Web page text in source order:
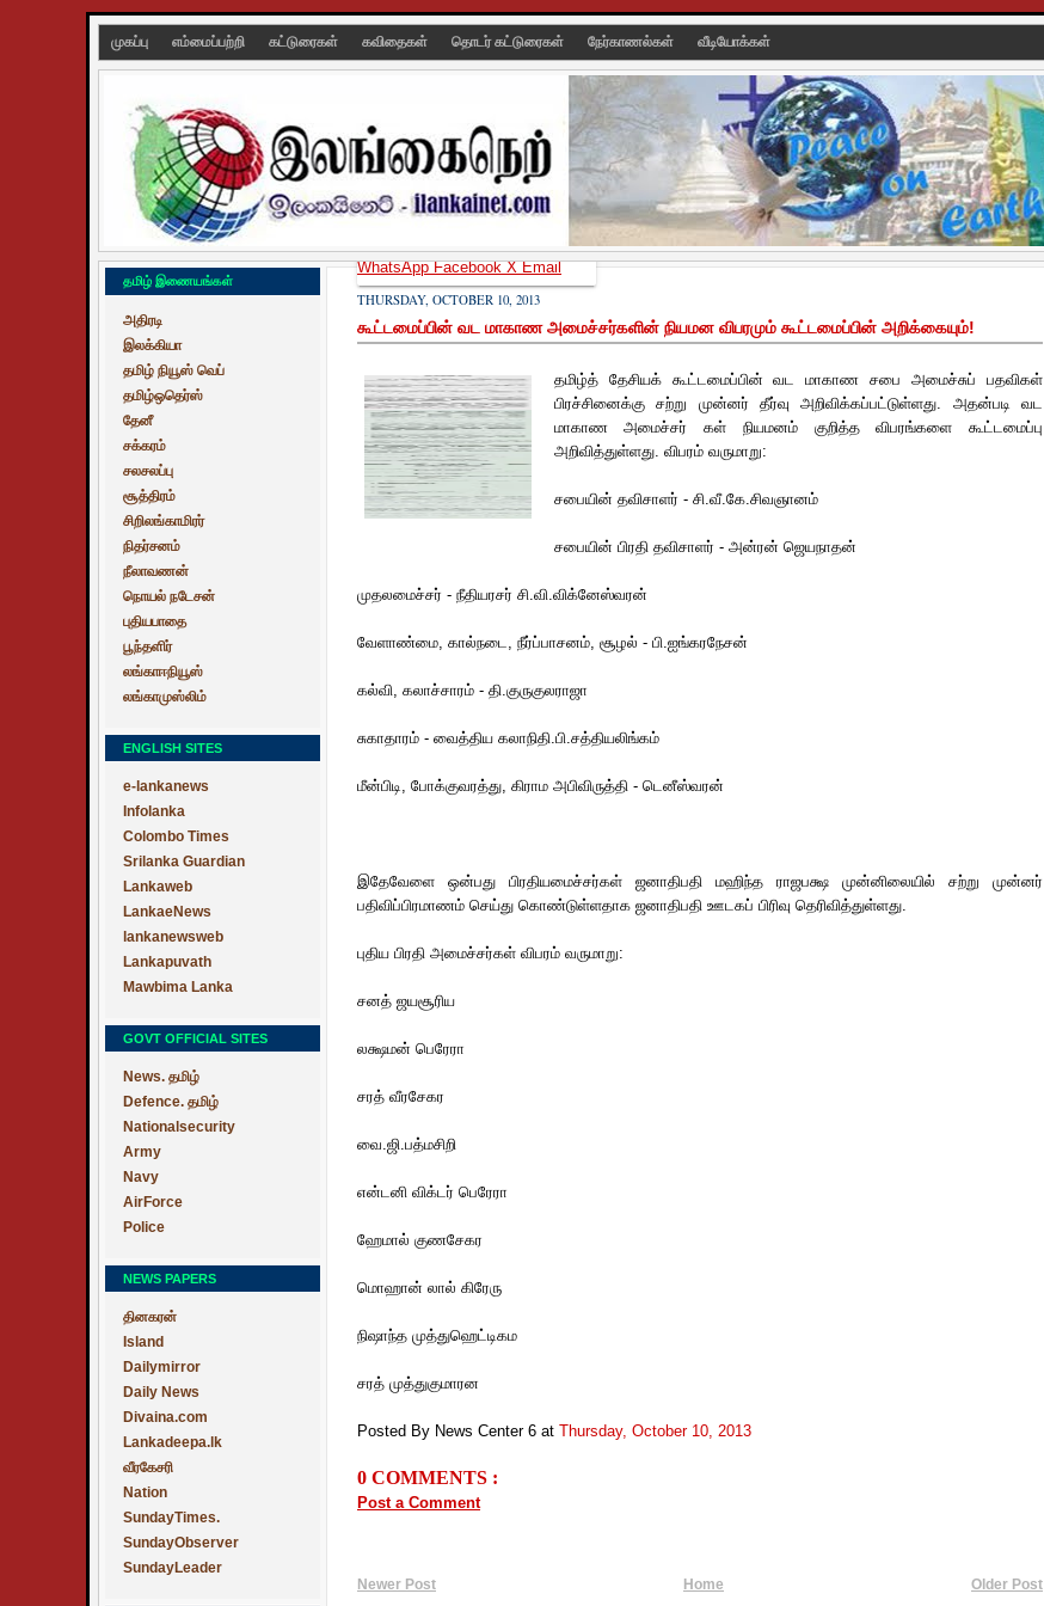
முகப்பு எம்மைப்பற்றி கட்டுரைகள் கவிதைகள் தொடர் கட்டுரைகள் நேர்காணல்கள் வீடியோக்கள்
தமிழ் இணையங்கள்
அதிரடி
இலக்கியா
தமிழ் நியூஸ் வெப்
தமிழ்ஒதெர்ஸ்
தேனீ
சக்கரம்
சலசலப்பு
சூத்திரம்
சிறிலங்காமிரர்
நிதர்சனம்
நீலாவணன்
நொயல் நடேசன்
புதியபாதை
பூந்தளிர்
லங்காஈநியூஸ்
லங்காமுஸ்லிம்
ENGLISH SITES
e-lankanews
Infolanka
Colombo Times
Srilanka Guardian
Lankaweb
LankaeNews
lankanewsweb
Lankapuvath
Mawbima Lanka
GOVT OFFICIAL SITES
News. தமிழ்
Defence. தமிழ்
Nationalsecurity
Army
Navy
AirForce
Police
NEWS PAPERS
தினகரன்
Island
Dailymirror
Daily News
Divaina.com
Lankadeepa.lk
வீரகேசரி
Nation
SundayTimes.
SundayObserver
SundayLeader
THURSDAY, OCTOBER 10, 2013
கூட்டமைப்பின் வட மாகாண அமைச்சர்களின் நியமன விபரமும் கூட்டமைப்பின் அறிக்கையும்!
தமிழ்த் தேசியக் கூட்டமைப்பின் வட மாகாண சபை அமைச்சுப் பதவிகள்
பிரச்சினைக்கு சற்று முன்னர் தீர்வு அறிவிக்கப்பட்டுள்ளது. அதன்படி வட
மாகாண அமைச்சர் கள் நியமனம் குறித்த விபரங்களை கூட்டமைப்பு
அறிவித்துள்ளது. விபரம் வருமாறு:
சபையின் தவிசாளர் - சி.வீ.கே.சிவஞானம்
சபையின் பிரதி தவிசாளர் - அன்ரன் ஜெயநாதன்
முதலமைச்சர் - நீதியரசர் சி.வி.விக்னேஸ்வரன்
வேளாண்மை, கால்நடை, நீர்ப்பாசனம், சூழல் - பி.ஐங்கரநேசன்
கல்வி, கலாச்சாரம் - தி.குருகுலராஜா
சுகாதாரம் - வைத்திய கலாநிதி.பி.சத்தியலிங்கம்
மீன்பிடி, போக்குவரத்து, கிராம அபிவிருத்தி - டெனீஸ்வரன்
இதேவேளை ஒன்பது பிரதியமைச்சர்கள் ஜனாதிபதி மஹிந்த ராஜபக்ஷ முன்னிலையில் சற்று முன்னர்
பதிவிப்பிரமாணம் செய்து கொண்டுள்ளதாக ஜனாதிபதி ஊடகப் பிரிவு தெரிவித்துள்ளது.
புதிய பிரதி அமைச்சர்கள் விபரம் வருமாறு:
சனத் ஜயசூரிய
லக்ஷமன் பெரேரா
சரத் வீரசேகர
வை.ஜி.பத்மசிறி
என்டனி விக்டர் பெரேரா
ஹேமால் குணசேகர
மொஹான் லால் கிரேரு
நிஷாந்த முத்துஹெட்டிகம
சரத் முத்துகுமாரன
Posted By News Center 6 at Thursday, October 10, 2013
0 COMMENTS :
Post a Comment
Newer Post Older Post
Home
WhatsAppFacebookXEmail